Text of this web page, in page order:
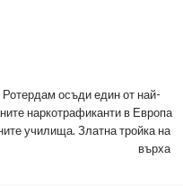
осъди един от най-
наркотрафиканти в Европа
училища. Златна тройка на
върха